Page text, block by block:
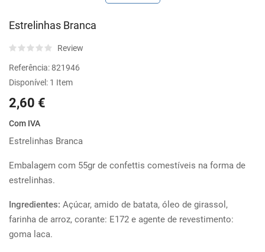
Estrelinhas Branca
Review
Referência:821946
Disponível: 1 Item
2,60 €
Com IVA
Estrelinhas Branca
Embalagem com 55gr de confettis comestíveis na forma de
estrelinhas.
Ingredientes: Açúcar, amido de batata, óleo de girassol,
farinha de arroz, corante: E172 e agente de revestimento:
goma laca.